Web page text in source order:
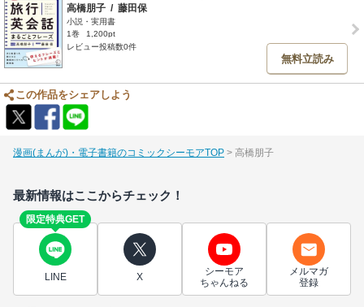
高橋朋子 / 藤田保
小説・実用書
1巻
1,200pt
レビュー投稿数0件
無料立読み
この作品をシェアしよう
漫画(まんが)・電子書籍のコミックシーモアTOP 高橋朋子
最新情報はここからチェック！
限定特典GET
LINE X
シーモア
ちゃんねる
メルマガ
登録